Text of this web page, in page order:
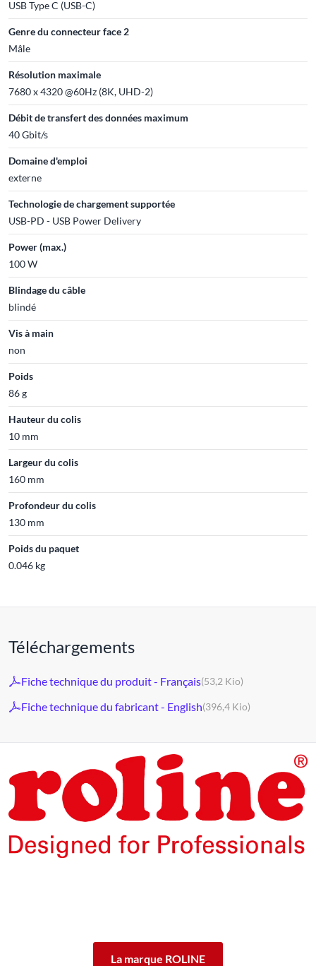
USB Type C (USB-C)
Genre du connecteur face 2
Mâle
Résolution maximale
7680 x 4320 @60Hz (8K, UHD-2)
Débit de transfert des données maximum
40 Gbit/s
Domaine d'emploi
externe
Technologie de chargement supportée
USB-PD - USB Power Delivery
Power (max.)
100 W
Blindage du câble
blindé
Vis à main
non
Poids
86 g
Hauteur du colis
10 mm
Largeur du colis
160 mm
Profondeur du colis
130 mm
Poids du paquet
0.046 kg
Téléchargements
Fiche technique du produit - Français(53,2 Kio)
Fiche technique du fabricant - English(396,4 Kio)
La marque ROLINE